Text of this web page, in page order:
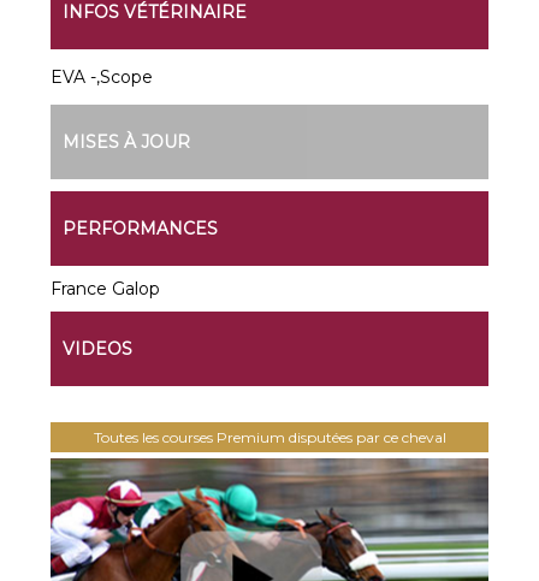
INFOS VÉTÉRINAIRE
EVA -,Scope
MISES À JOUR
PERFORMANCES
France Galop
VIDEOS
Toutes les courses Premium disputées par ce cheval